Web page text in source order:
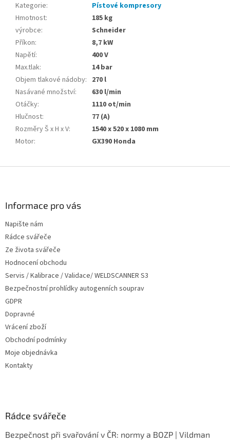
Kategorie:
Pístové kompresory
Hmotnost:
185 kg
výrobce:
Schneider
Příkon:
8,7 kW
Napětí:
400 V
Max.tlak:
14 bar
Objem tlakové nádoby: 270 l
Nasávané množství:
630 l/min
Otáčky:
1110 ot/min
Hlučnost:
77 (A)
Rozměry Š x H x V:
1540 x 520 x 1080 mm
Motor: GX390 Honda
Informace pro vás
Napište nám
Rádce svářeče
Ze života svářeče
Hodnocení obchodu
Servis / Kalibrace / Validace/ WELDSCANNER S3
Bezpečnostní prohlídky autogenních souprav
GDPR
Dopravné
Vrácení zboží
Obchodní podmínky
Moje objednávka
Kontakty
Rádce svářeče
Bezpečnost při svařování v ČR: normy a BOZP | Vildman